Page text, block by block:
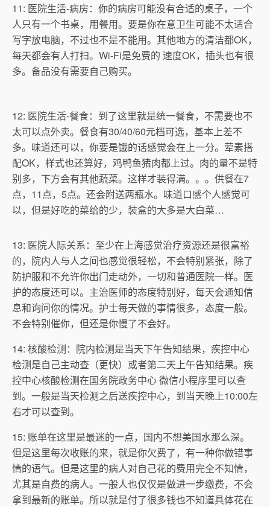
11: 医院生活-病房：你的病房可能没有合适的桌子，一个
人只有一个书桌，用餐用。要是你在意卫生可能不太适合
写字放电脑，不过也不是不能用。其他地方的清洁都OK，
每天都会有人打扫。Wi-Fi是免费的 速度OK，插头也有很
多。备品没有需要自己购买。
12: 医院生活-餐食：到了这里就是统一餐食，不需要也不
太可以点外卖。餐食有30/40/60元档可选，基本上差不
多。味道还可以，你要是饿的话感觉会在上一分。荤素搭
配OK，样式也还算好，鸡鸭鱼猪肉都上过。肉的量不是特
别多，下方会有其他蔬菜。这样才装得满。。。供餐在7
点，11点，5点。还会附送两瓶水。味道口感个人感觉可
以，但是好吃的菜给的少，装盒的大多是大白菜…
13: 医院人际关系：至少在上海感觉治疗资源还是很富裕
的，院内人与人之间也感觉很轻松，不会特别紧张，除了
防护服和不允许你出门走动外，一切和普通医院一样。医
护的态度还可以。主治医师的态度特别好，每天会通知信
息和询问你的情况。护士每天做的事情很多，态度一般。
不会特别催你，但还是你慢了不会好。
14: 核酸检测：院内检测是当天下午告知结果，疾控中心
检测是自己主动查（更快）或者第二天上午告知结果。疾
控中心核酸检测在国务院政务中心 微信小程序里可以查
到。一般是当天检测之后送疾控中心，到当天晚上10:00左
右才可以查到。
15: 账单在这里是最迷的一点，国内不想美国水那么深。
但是这里每次收账的来，就是你欠费了，有一种你做错事
情的语气。但是这里的病人对自己花的费用完全不知情，
尤其是自费的病人。一般人也仅仅是做进一步缴费，不会
拿到最新的账单。所以就是付了很多钱也不知道具体花在